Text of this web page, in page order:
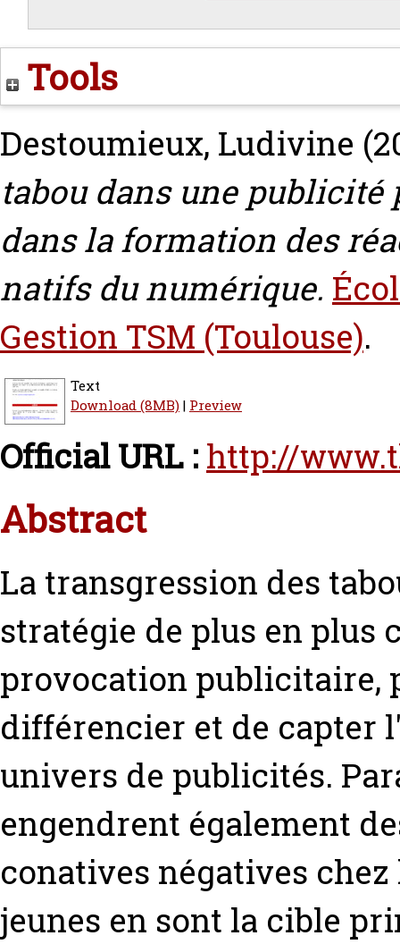
Tools
Destoumieux, Ludivine
tabou dans une publicité
dans la formation des
natifs du numérique.
Gestion TSM (Toulouse).
Text
Download (8MB)| Preview
Official URL : http://
Abstract
La transgression des
stratégie de plus en plus
provocation publicitaire,
différencier et de capter
univers de publicités.
engendrent également
conatives négatives
jeunes en sont la cible